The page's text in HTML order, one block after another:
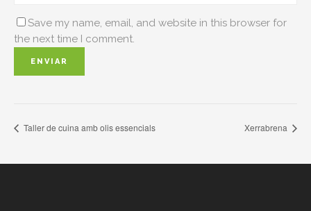
Save my name, email, and website in this browser for
the next time I comment.
Taller de cuina amb olis essencials Xerrabrena